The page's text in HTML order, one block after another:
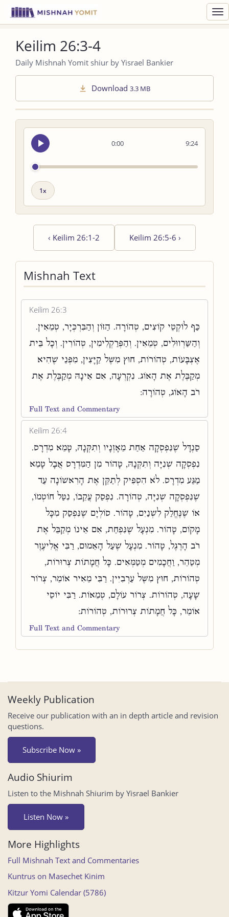
Keilim 26:3-4
Daily Mishnah Yomit shiur by Yisrael Bankier
Download 3.3 MB
0:00
Seek
audio
9:24
Playback
‹ Keilim 26:1-2 Keilim 26:5-6 ›
Mishnah Text
Keilim 26:3
כַּף לוֹקְטֵי קוֹצִים, טְהוֹרָה. הַזּוֹן וְהַבִּרְכְּיָר, טְמֵאִין.
וְהַשַּׁרְווּלִים, טְמֵאִין. וְהַפְּרַקְלִימִין, טְהוֹרִין. וְכָל בֵּית
אֶצְבָּעוֹת, טְהוֹרוֹת, חוּץ מִשֶּׁל קַיָּצִין, מִפְּנֵי שֶׁהִיא
מְקַבֶּלֶת אֶת הָאוֹג. נִקְרְעָה, אִם אֵינָהּ מְקַבֶּלֶת אֶת
רֹב הָאוֹג, טְהוֹרָה:
Full Text and Commentary
Keilim 26:4
סַנְדָּל שֶׁנִּפְסְקָה אַחַת מֵאָזְנָיו וְתִקְּנָהּ, טָמֵא מִדְרָס.
נִפְסְקָה שְׁנִיָּה וְתִקְּנָהּ, טָהוֹר מִן הַמִּדְרָס אֲבָל טָמֵא
מַגַּע מִדְרָס. לֹא הִסְפִּיק לְתַקֵּן אֶת הָרִאשׁוֹנָה עַד
שֶׁנִּפְסְקָה שְׁנִיָּה, טְהוֹרָה. נִפְסַק עֲקֵבוֹ, נִטַּל חוֹטְמוֹ,
אוֹ שֶׁנֶּחֱלַק לִשְׁנַיִם, טָהוֹר. סוֹלְיָם שֶׁנִּפְסַק מִכָּל
מָקוֹם, טָהוֹר. מִנְעָל שֶׁנִּפְחַת, אִם אֵינוֹ מְקַבֵּל אֶת
רֹב הָרֶגֶל, טָהוֹר. מִנְעָל שֶׁעַל הָאֵמוּם, רַבִּי אֱלִיעֶזֶר
מְטַהֵר, וַחֲכָמִים מְטַמְּאִים. כָּל חֲמָתוֹת צְרוּרוֹת,
טְהוֹרוֹת, חוּץ מִשֶּׁל עַרְבִיִּין. רַבִּי מֵאִיר אוֹמֵר, צְרוֹר
שָׁעָה, טְהוֹרוֹת. צְרוֹר עוֹלָם, טְמֵאוֹת. רַבִּי יוֹסֵי
אוֹמֵר, כָּל חֲמָתוֹת צְרוּרוֹת, טְהוֹרוֹת:
Full Text and Commentary
Weekly Publication
Receive our publication with an in depth article and revision
questions.
Subscribe Now »
Audio Shiurim
Listen to the Mishnah Shiurim by Yisrael Bankier
Listen Now »
More Highlights
Full Mishnah Text and Commentaries
Kuntrus on Masechet Kinim
Kitzur Yomi Calendar (5786)